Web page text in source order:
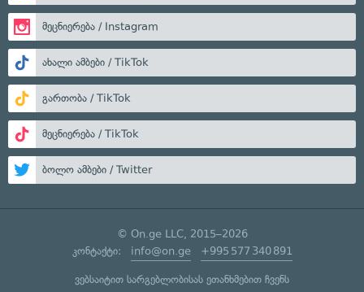
მეცნიერება / Instagram
ახალი ამბები / TikTok
გართობა / TikTok
მეცნიერება / TikTok
ბოლო ამბები / Twitter
© On.ge LLC, 2015–2026
კონტაქტი: info@on.ge +995 577 340 891
ვებსაიტით სარგებლობისას ეთანხმებით ჩვენს